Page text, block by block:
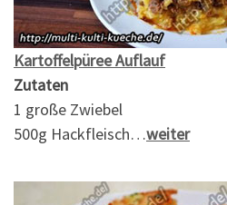
Kartoffelpüree Auflauf
Zutaten
1 große Zwiebel
500g Hackfleisch…weiter